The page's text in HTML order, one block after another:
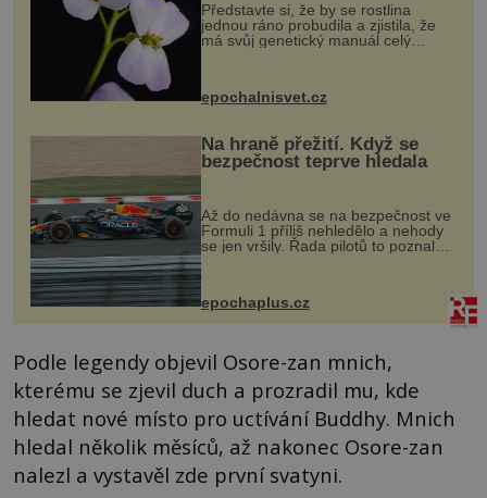
Představte si, že by se rostlina
jednou ráno probudila a zjistila, že
má svůj genetický manuál celý
vstupenka...
epochalnisvet.cz
Na hraně přežití. Když se
bezpečnost teprve hledala
Až do nedávna se na bezpečnost ve
Formuli 1 příliš nehledělo a nehody
se jen vršily. Řada pilotů to poznala
na vlastní kůži, často s trvalými
následky nebo bohužel i ztrátou
života. Dnes nepochopiteln...
epochaplus.cz
Podle legendy objevil Osore-zan mnich,
kterému se zjevil duch a prozradil mu, kde
hledat nové místo pro uctívání Buddhy. Mnich
hledal několik měsíců, až nakonec Osore-zan
nalezl a vystavěl zde první svatyni.